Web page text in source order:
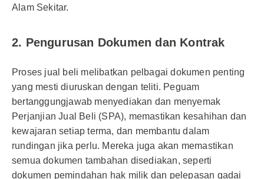
Alam Sekitar.
2. Pengurusan Dokumen dan Kontrak
Proses jual beli melibatkan pelbagai dokumen penting
yang mesti diuruskan dengan teliti. Peguam
bertanggungjawab menyediakan dan menyemak
Perjanjian Jual Beli (SPA), memastikan kesahihan dan
kewajaran setiap terma, dan membantu dalam
rundingan jika perlu. Mereka juga akan memastikan
semua dokumen tambahan disediakan, seperti
dokumen pemindahan hak milik dan pelepasan gadai